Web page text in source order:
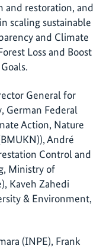
and restoration, and
scaling sustainable
and Climate
Loss and Boost
General for
German Federal
Action, Nature
André
Control and
Ministry of
Kaveh Zahedi
& Environment,
(INPE), Frank